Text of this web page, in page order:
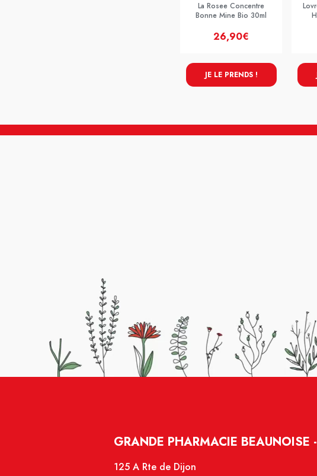
La Rosee Concentre
Bonne Mine Bio 30ml
26,90€
JE LE PRENDS !
GRANDE PHARMACIE BEAUNOISE
125 A Rte de Dijon